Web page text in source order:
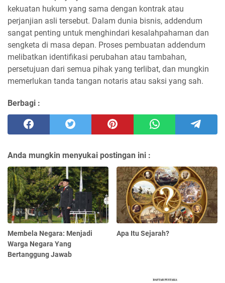
kekuatan hukum yang sama dengan kontrak atau
perjanjian asli tersebut. Dalam dunia bisnis, addendum
sangat penting untuk menghindari kesalahpahaman dan
sengketa di masa depan. Proses pembuatan addendum
melibatkan identifikasi perubahan atau tambahan,
persetujuan dari semua pihak yang terlibat, dan mungkin
memerlukan tanda tangan notaris atau saksi yang sah.
Berbagi :
Anda mungkin menyukai postingan ini :
Membela Negara: Menjadi
Warga Negara Yang
Bertanggung Jawab
Apa Itu Sejarah?